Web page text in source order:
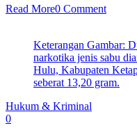
Read More0 Comment
Keterangan Gambar:
narkotika jenis sabu
Hulu, Kabupaten
seberat 13,20 gram.
Hukum & Kriminal
0